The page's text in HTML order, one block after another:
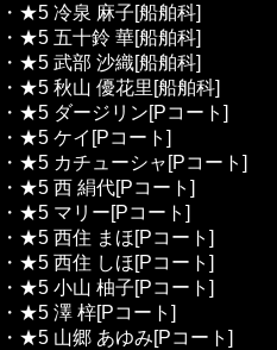
・★5 冷泉 麻子[船舶科]
・★5 五十鈴 華[船舶科]
・★5 武部 沙織[船舶科]
・★5 秋山 優花里[船舶科]
・★5 ダージリン[Pコート]
・★5 ケイ[Pコート]
・★5 カチューシャ[Pコート]
・★5 西 絹代[Pコート]
・★5 マリー[Pコート]
・★5 西住 まほ[Pコート]
・★5 西住 しほ[Pコート]
・★5 小山 柚子[Pコート]
・★5 澤 梓[Pコート]
・★5 山郷 あゆみ[Pコート]